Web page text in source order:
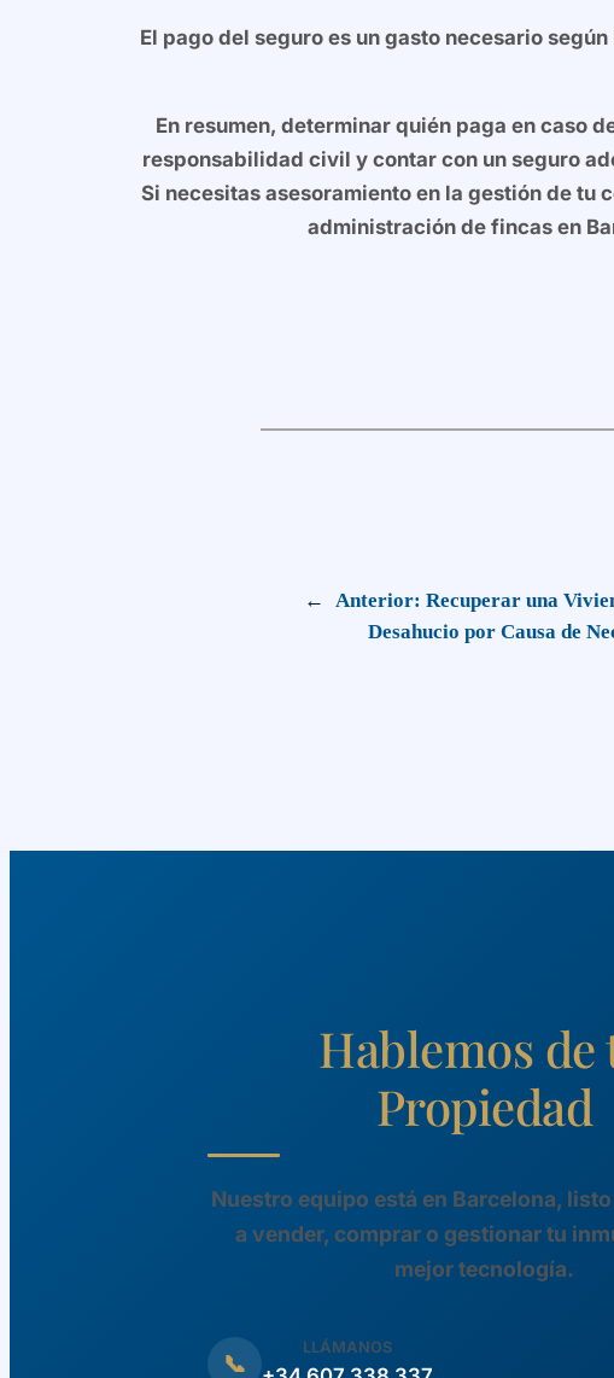
El pago del seguro es un gasto necesario
En resumen, determinar quién paga en caso
responsabilidad civil y contar con un seguro
Si necesitas asesoramiento en la gestión de
administración de fincas en
← Anterior:Recuperar una
Desahucio por Causa de
Hablemos de
Propiedad
Nuestro equipo está en Barcelona,
a vender, comprar o gestionar tu
mejor tecnología.
📞
LLÁMANOS